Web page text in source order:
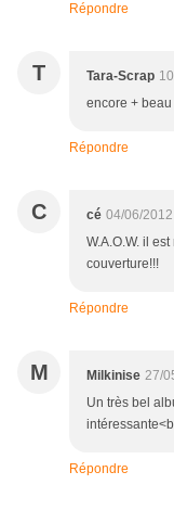
Répondre
T Tara-Scrap
encore +
Répondre
C cé 04/06/
W.A.O.W. il
couverture!!!
Répondre
M Milkinise 27/
Un très bel
Répondre